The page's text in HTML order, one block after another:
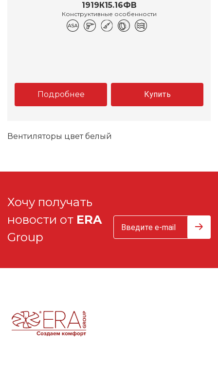
1919К15.16ФВ
Конструктивные особенности
Подробнее Купить
Вентиляторы цвет белый
Хочу получать
новости от ERA
Group